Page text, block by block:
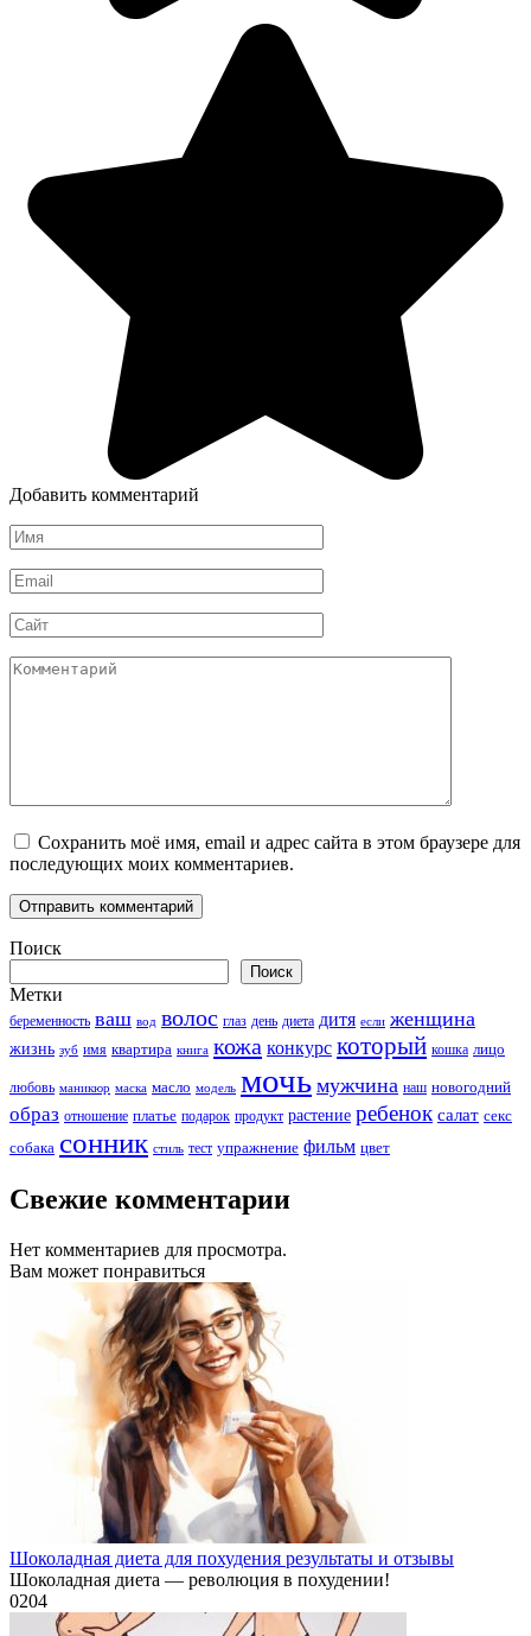
Добавить комментарий
Имя
*
Email
*
Сайт
Комментарий
Сохранить моё имя, email и адрес сайта в этом браузере для
последующих моих комментариев.
Поиск
Поиск
Метки
беременность ваш вод волос глаз день диета дитя если женщина
жизнь зуб имя квартира книга кожа конкурс который кошка лицо
любовь маникюр маска масло модель мочь мужчина наш новогодний
образ отношение платье подарок продукт растение ребенок салат секс
собака сонник стиль тест упражнение фильм цвет
Свежие комментарии
Нет комментариев для просмотра.
Вам может понравиться
Шоколадная диета для похудения результаты и отзывы
Шоколадная диета — революция в похудении!
0204